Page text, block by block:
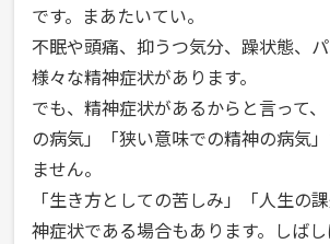
の
品
で
思
う
です。まあたいてい。
不眠や頭痛、抑うつ気分、躁状態、
様々な精神症状があります。
でも、精神症状があるからと言って
の病気」「狭い意味での精神の病気
ません。
「生き方としての苦しみ」「人生の
神症状である場合もあります。しばし